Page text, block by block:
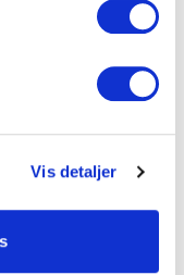
Vis detaljer
dine